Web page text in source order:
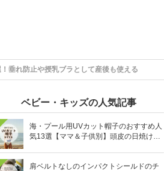
垂れ防止や授乳ブラとして産後も使える
ベビー・キッズの人気記事
海・プール用UVカット帽子のおすすめ人
気13選【ママ＆子供別】頭皮の日焼け対
肩ベルトなしのインパクトシールドのチ